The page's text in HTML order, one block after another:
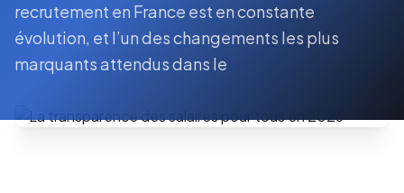
recrutement en France est en constante
évolution, et l’un des changements les plus
marquants attendus dans le